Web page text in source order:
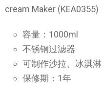
cream Maker (KEA0355)
容量：1000ml
不锈钢过滤器
可制作沙拉、冰淇淋
保修期：1年